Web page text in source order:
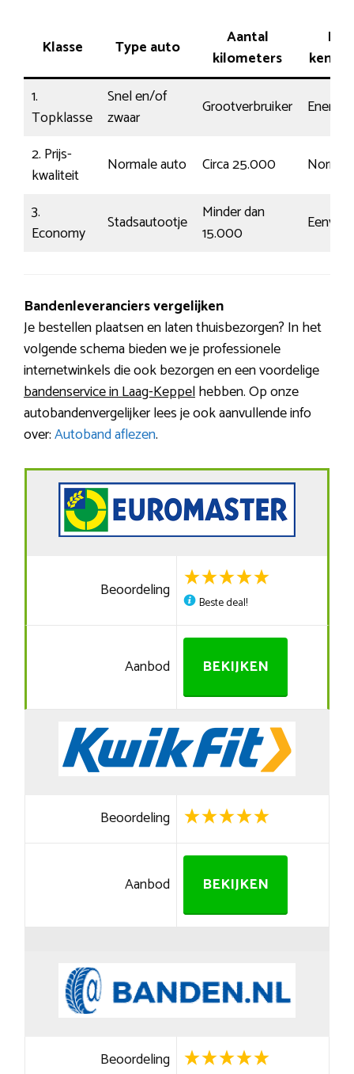
Klasse Type auto
Aantal
kilometers
Rij-
1.
Topklasse
Snel en/of
zwaar
Grootverbruiker
2. Prijs-
kwaliteit
Normale auto Circa 25.000
3.
Economy
Stadsautootje
Minder dan
15.000
Bandenleveranciers vergelijken
Je bestellen plaatsen en laten thuisbezorgen? In het
volgende schema bieden we je professionele
internetwinkels die ook bezorgen en een voordelige
bandenservice in Laag-Keppelhebben. Op onze
autobandenvergelijker lees je ook aanvullende info
over:Autoband aflezen.
Beoordeling
Beste deal!
Aanbod BEKIJKEN
Beoordeling
Aanbod BEKIJKEN
Beoordeling